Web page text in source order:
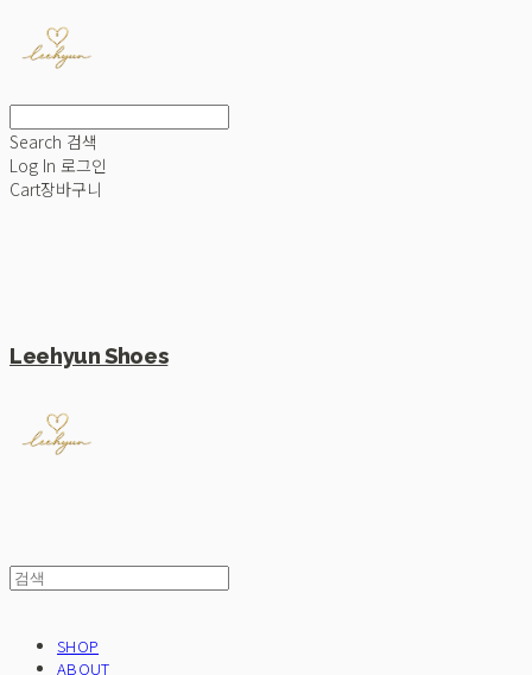
Search 검색
Log In 로그인
Cart장바구니
Leehyun Shoes
SHOP
ABOUT